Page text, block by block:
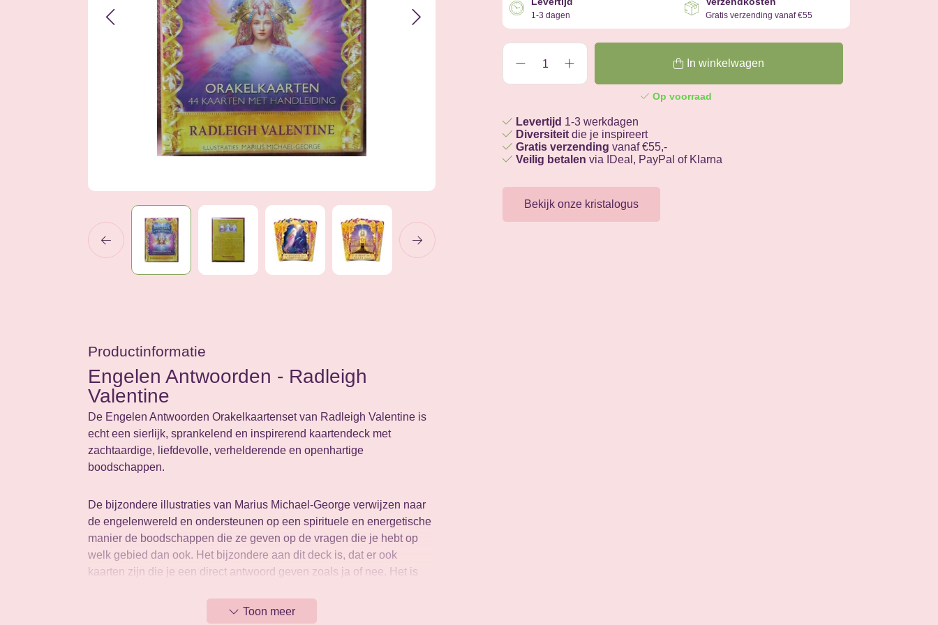
1-3 dagen Gratis verzending vanaf €55
In winkelwagen
Op voorraad
Levertijd 1-3 werkdagen
Diversiteit die je inspireert
Gratis verzending vanaf €55,-
Veilig betalen via IDeal, PayPal of Klarna
Bekijk onze kristalogus
Productinformatie
Engelen Antwoorden - Radleigh
Valentine
De Engelen Antwoorden Orakelkaartenset van Radleigh Valentine is
echt een sierlijk, sprankelend en inspirerend kaartendeck met
zachtaardige, liefdevolle, verhelderende en openhartige
boodschappen.
De bijzondere illustraties van Marius Michael-George verwijzen naar
de engelenwereld en ondersteunen op een spirituele en energetische
manier de boodschappen die ze geven op de vragen die je hebt op
welk gebied dan ook. Het bijzondere aan dit deck is, dat er ook
kaarten zijn die je een direct antwoord geven zoals ja of nee. Het is
gebruikt en de kaarten met respect behandelt. Dan krijg je pure
liefdevolle en onvoorwaardelijke betrouwbare steun vanuit de
Toon meer